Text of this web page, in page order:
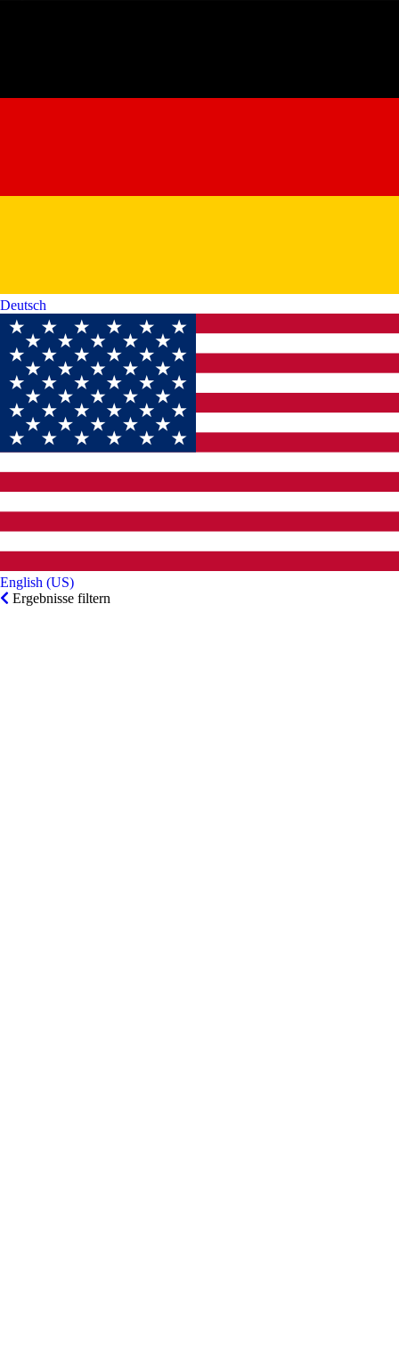
Deutsch‎
English (US)‎
Ergebnisse filtern